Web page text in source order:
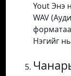
Yout Энэ
WAV
Нэгийг